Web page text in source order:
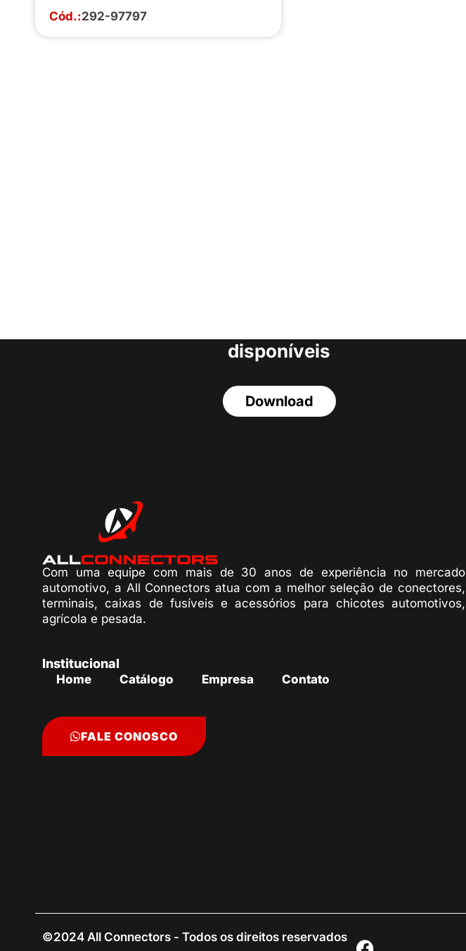
Cód.:292-97797
disponíveis
Download
Com uma equipe com mais de 30 anos de experiência no mercado
automotivo, a All Connectors atua com a melhor seleção de conectores,
terminais, caixas de fusíveis e acessórios para chicotes automotivos,
agrícola e pesada.
Institucional
Home Catálogo Empresa Contato
FALE CONOSCO
©2024 All Connectors - Todos os direitos reservados